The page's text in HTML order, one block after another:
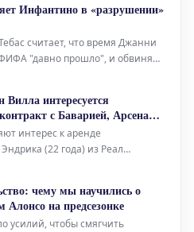
Sports в 2023 году тренер
«Я исполь
Инфантино в «разрушении»
считает, что время Джанни
"давно прошло", и обвиняет
футбола. Критика прозвучала
частных инвестиций.
интересуется
с Баварией, Арсенал
интерес к аренде
(22 года) из Реал
сборной Англии Гарри
представителями Брэдли
чему мы научились о
на предсезонке
усилий, чтобы смягчить